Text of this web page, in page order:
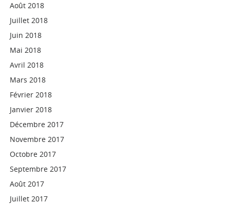
Août 2018
Juillet 2018
Juin 2018
Mai 2018
Avril 2018
Mars 2018
Février 2018
Janvier 2018
Décembre 2017
Novembre 2017
Octobre 2017
Septembre 2017
Août 2017
Juillet 2017